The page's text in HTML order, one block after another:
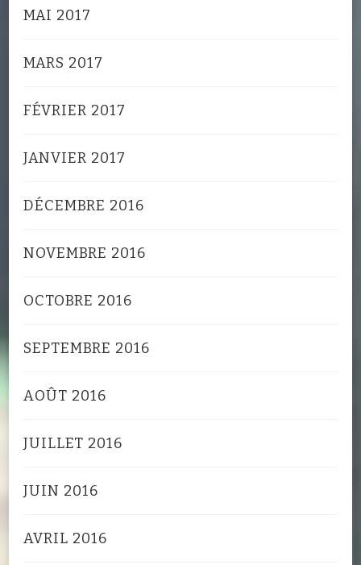
MAI 2017
MARS 2017
FÉVRIER 2017
JANVIER 2017
DÉCEMBRE 2016
NOVEMBRE 2016
OCTOBRE 2016
SEPTEMBRE 2016
AOÛT 2016
JUILLET 2016
JUIN 2016
AVRIL 2016